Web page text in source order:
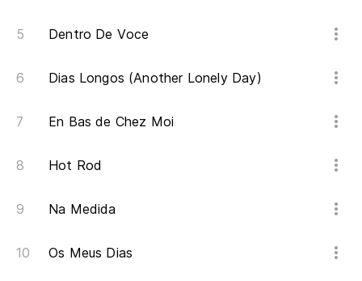
Dentro De Voce
Dias Longos (Another Lonely Day)
En Bas de Chez Moi
Hot Rod
Na Medida
Os Meus Dias